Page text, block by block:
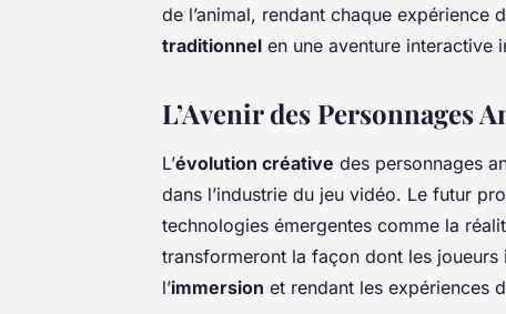
de l’animal, rendant chaque expérience
traditionnel en une aventure interactive
L’Avenir des Personnages
L’évolution créative des personnages
dans l’industrie du jeu vidéo. Le futur
technologies émergentes comme la
transformeront la façon dont les
l’immersion et rendant les expériences